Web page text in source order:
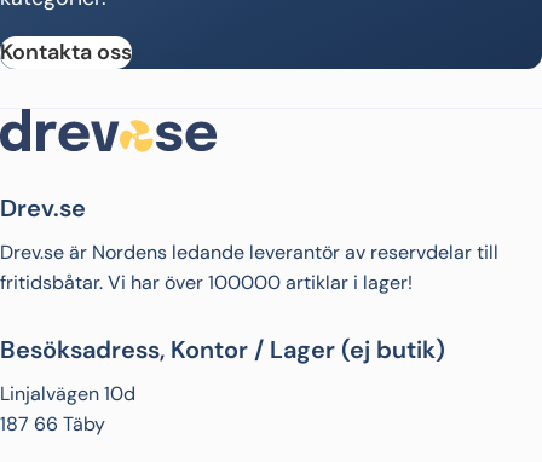
Kontakta oss
Drev.se
Drev.se är Nordens ledande leverantör av reservdelar till
fritidsbåtar. Vi har över 100000 artiklar i lager!
Besöksadress, Kontor / Lager (ej butik)
Linjalvägen 10d
187 66 Täby